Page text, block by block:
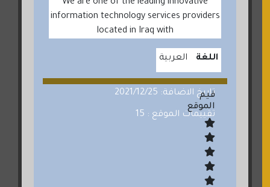
We are one of the leading innovative
information technology services providers
located in Iraq with
اللغة العربية
تاريخ الاضافة: 2021/12/25
تقييمات الموقع : 15
قيم
الموقع